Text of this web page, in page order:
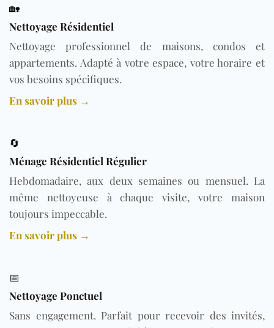
🏡
Nettoyage Résidentiel
Nettoyage professionnel de maisons, condos et
appartements. Adapté à votre espace, votre horaire et
vos besoins spécifiques.
En savoir plus →
🔄
Ménage Résidentiel Régulier
Hebdomadaire, aux deux semaines ou mensuel. La
même nettoyeuse à chaque visite, votre maison
toujours impeccable.
En savoir plus →
📅
Nettoyage Ponctuel
Sans engagement. Parfait pour recevoir des invités,